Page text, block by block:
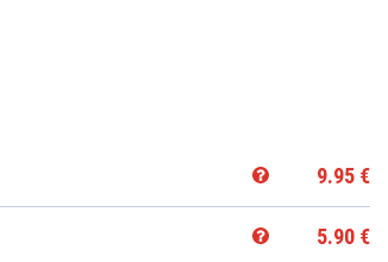
9.95 €
5.90 €